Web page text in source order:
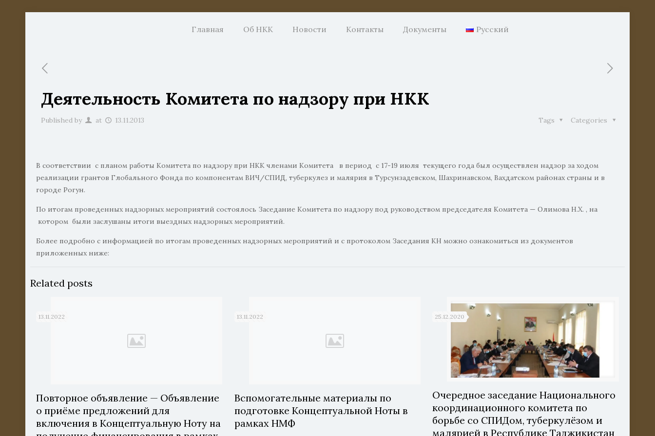
Главная Об НКК Новости Контакты Документы Русский
Деятельность Комитета по надзору при НКК
Published by at 13.11.2013 Categories
Tags
В соответствии с планом работы Комитета по надзору при НКК членами Комитета в период с 17-19 июля текущего года был осуществлен надзор за ходом
реализации грантов Глобального Фонда по компонентам ВИЧ/СПИД, туберкулез и малярия в Турсунзадевском, Шахринавском, Вахдатском районах страны и в
городе Рогун.
По итогам проведенных надзорных мероприятий состоялось Заседание Комитета по надзору под руководством председателя Комитета — Олимова Н.Х. , на
котором были заслушаны итоги выездных надзорных мероприятий.
Более подробно с информацией по итогам проведенных надзорных мероприятий и с протоколом Заседания КН можно ознакомиться из документов
приложенных ниже:
Related posts
13.11.2022
Повторное объявление — Объявление
о приёме предложений для
включения в Концептуальную Ноту на
13.11.2022
Вспомогательные материалы по
подготовке Концептуальной Ноты в
рамках НМФ
25.12.2020
Очередное заседание Национального
координационного комитета по
борьбе со СПИДом, туберкулёзом и
малярией в Республике Таджикистан